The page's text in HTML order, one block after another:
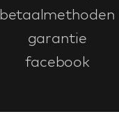
betaalmethoden
garantie
facebook
Klantenservice